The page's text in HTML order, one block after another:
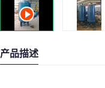
产品描述